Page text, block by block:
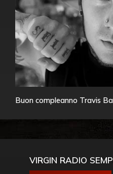
Buon compleanno Travis
VIRGIN RADIO